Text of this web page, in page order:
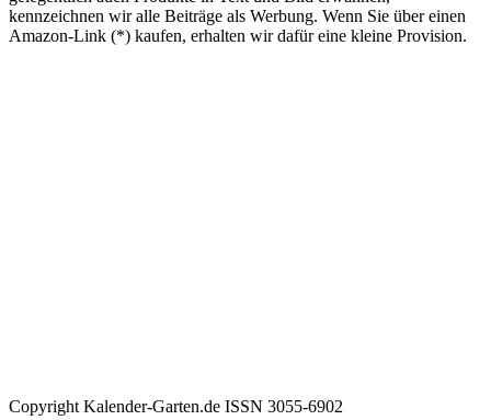
kennzeichnen wir alle Beiträge als Werbung. Wenn Sie über einen
Amazon-Link (*) kaufen, erhalten wir dafür eine kleine Provision.
Copyright Kalender-Garten.de ISSN 3055-6902